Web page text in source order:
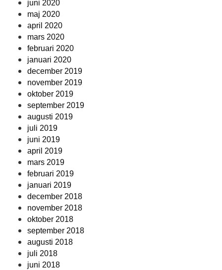
juni 2020
maj 2020
april 2020
mars 2020
februari 2020
januari 2020
december 2019
november 2019
oktober 2019
september 2019
augusti 2019
juli 2019
juni 2019
april 2019
mars 2019
februari 2019
januari 2019
december 2018
november 2018
oktober 2018
september 2018
augusti 2018
juli 2018
juni 2018